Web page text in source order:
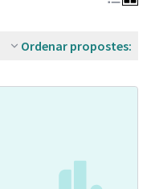
Ordenar propostes: